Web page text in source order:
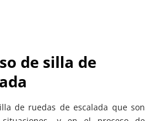
de silla de
de ruedas de escalada que son